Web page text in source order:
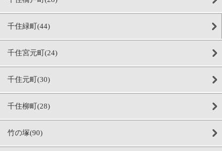
千住緑町(44)
千住宮元町(24)
千住元町(30)
千住柳町(28)
竹の塚(90)